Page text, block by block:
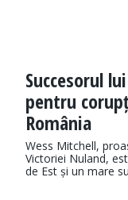
Succesorul
pentru
România
Wess Mitchell,
Victoriei Nuland,
de Est și un mare